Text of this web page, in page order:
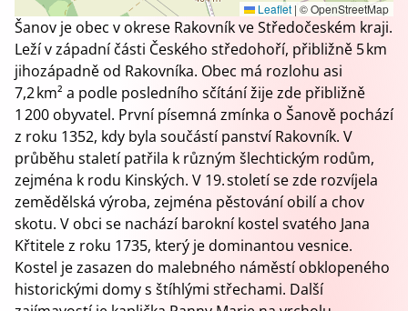
Leaflet | © OpenStreetMap
Šanov je obec v okrese Rakovník ve Středočeském kraji.
Leží v západní části Českého středohoří, přibližně 5 km
jihozápadně od Rakovníka. Obec má rozlohu asi
7,2 km² a podle posledního sčítání žije zde přibližně
1 200 obyvatel. První písemná zmínka o Šanově pochází
z roku 1352, kdy byla součástí panství Rakovník. V
průběhu staletí patřila k různým šlechtickým rodům,
zejména k rodu Kinských. V 19. století se zde rozvíjela
zemědělská výroba, zejména pěstování obilí a chov
skotu. V obci se nachází barokní kostel svatého Jana
Křtitele z roku 1735, který je dominantou vesnice.
Kostel je zasazen do malebného náměstí obklopeného
historickými domy s štíhlými střechami. Další